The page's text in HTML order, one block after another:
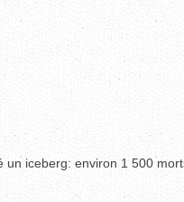
un iceberg: environ 1 500